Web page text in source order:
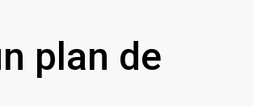
plan de